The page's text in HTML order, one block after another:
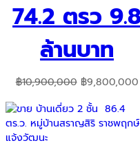
74.2 ตรว
ล้านบาท
฿10,900,000 Original
was:
฿
฿9,800,000